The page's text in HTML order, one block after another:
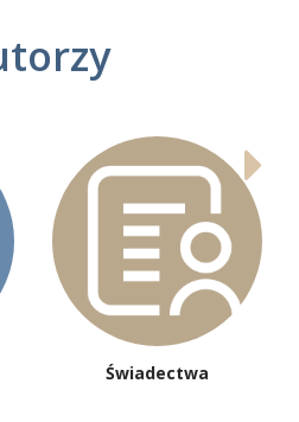
Świadectwa